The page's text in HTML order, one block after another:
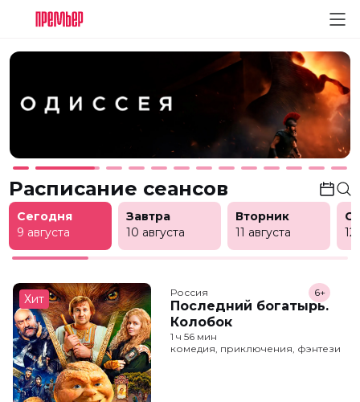
Расписание сеансов
Сегодня
9 августа
Завтра
10 августа
Вторник
11 августа
12
Хит Россия
Последний богатырь.
Колобок
6+
1 ч 56 мин
комедия, приключения, фэнтези